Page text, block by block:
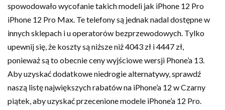
spowodowało wycofanie takich modeli jak iPhone 12 Pro
iPhone 12 Pro Max. Te telefony są jednak nadal dostępne w
innych sklepach i u operatorów bezprzewodowych. Tylko
upewnij się, że koszty są niższe niż 4043 zł i 4447 zł,
ponieważ są to obecnie ceny wyjściowe wersji Phone’a 13.
Aby uzyskać dodatkowe niedrogie alternatywy, sprawdź
naszą listę największych rabatów na iPhone’a 12 w Czarny
piątek, aby uzyskać przecenione modele iPhone’a 12 Pro.